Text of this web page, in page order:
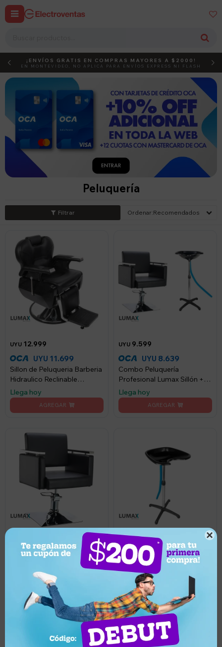

 
DEBUT ACTIVÁ EL CÓDIGO
¡ENVÍOS GRATIS EN COMPRAS MAYORES A $2000!
EN MONTEVIDEO, NO APLICA PARA ENVÍOS EXPRESS NI FLASH
Peluquería
Recomendados
UYU 12.999
UYU 11.699
Sillon de Peluqueria Barberia
Hidraulico Reclinable
Ecocuero - Negro
Llega hoy
UYU 9.599
UYU 8.639
Combo Peluquería
Profesional Lumax Sillón +
Lavatorio Cabeza
Llega hoy
UYU 8.629
UYU7.766
Barberia Hidraulico Giratorio
1.149
UYU 1.034
Lavatorio para Peluquería
Llega hoy